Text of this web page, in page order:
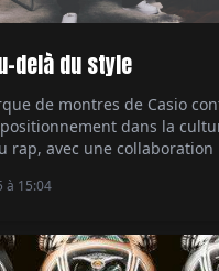
delà du style
de montres de Casio
dans la
rap, avec une collaboration
devient son
à 15:04